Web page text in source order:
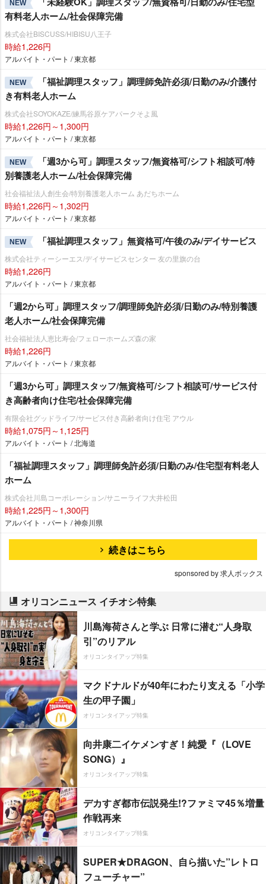
NEW
有料老人ホーム/社会保障完備
株式会社BISCUSS/HIBISU八王子
時給1,226円
アルバイト・パート / 東京都
NEW
「福祉調理スタッフ」調理師免許必須/日勤のみ/介護付
き有料老人ホーム
株式会社SOYOKAZE/練馬谷原ケアパークそよ風
時給1,226円～1,300円
アルバイト・パート / 東京都
NEW
「週3から可」調理スタッフ/無資格可/シフト相談可/特
別養護老人ホーム/社会保障完備
社会福祉法人創生会/特別養護老人ホーム あだちホーム
時給1,226円～1,302円
アルバイト・パート / 東京都
NEW 「福祉調理スタッフ」無資格可/午後のみ/デイサービス
株式会社ティーシーエス/デイサービスセンター 友の里旗の台
時給1,226円
アルバイト・パート / 東京都
「週2から可」調理スタッフ/調理師免許必須/日勤のみ/特別養護
老人ホーム/社会保障完備
社会福祉法人恵比寿会/フェローホームズ森の家
時給1,226円
アルバイト・パート / 東京都
「週3から可」調理スタッフ/無資格可/シフト相談可/サービス付
き高齢者向け住宅/社会保障完備
有限会社グッドライフ/サービス付き高齢者向け住宅 アウル
時給1,075円～1,125円
アルバイト・パート / 北海道
「福祉調理スタッフ」調理師免許必須/日勤のみ/住宅型有料老人
ホーム
株式会社川島コーポレーション/サニーライフ大井松田
時給1,225円～1,300円
アルバイト・パート / 神奈川県
続きはこちら
sponsored by 求人ボックス
オリコンニュース イチオシ特集
川島海荷さんと学ぶ 日常に潜む“人身取
引”のリアル
オリコンタイアップ特集
マクドナルドが40年にわたり支える「小学
生の甲子園」
オリコンタイアップ特集
向井康二イケメンすぎ！純愛『（LOVE
SONG）』
オリコンタイアップ特集
デカすぎ都市伝説発生!?ファミマ45％増量
作戦再来
オリコンタイアップ特集
SUPER★DRAGON、自ら描いた”レトロ
フューチャー”